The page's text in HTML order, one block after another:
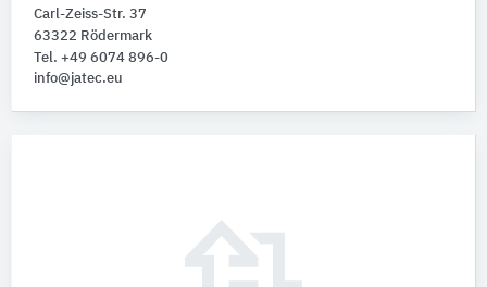
Carl-Zeiss-Str. 37
63322 Rödermark
Tel. +49 6074 896-0
info@jatec.eu